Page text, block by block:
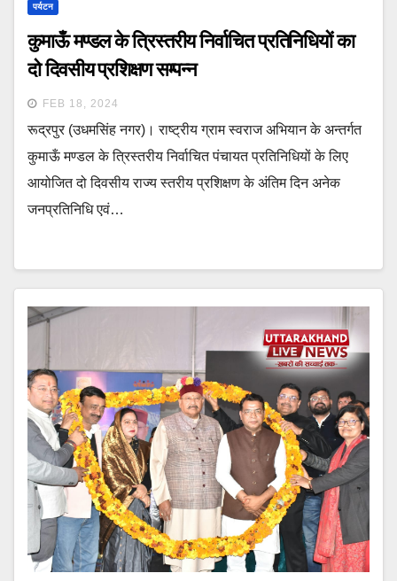
पर्यटन
कुमाऊँ मण्डल के त्रिस्तरीय निर्वाचित प्रतिनिधियों का
दो दिवसीय प्रशिक्षण सम्पन्न
FEB 18, 2024
रूद्रपुर (उधमसिंह नगर)। राष्ट्रीय ग्राम स्वराज अभियान के अन्तर्गत
कुमाऊँ मण्डल के त्रिस्तरीय निर्वाचित पंचायत प्रतिनिधियों के लिए
आयोजित दो दिवसीय राज्य स्तरीय प्रशिक्षण के अंतिम दिन अनेक
जनप्रतिनिधि एवं…